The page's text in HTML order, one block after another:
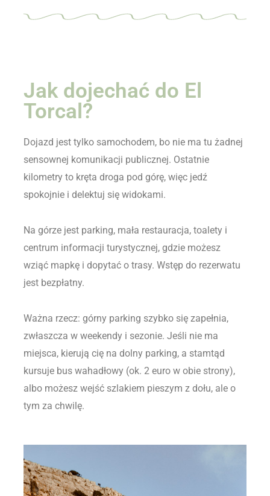
Jak dojechać do El
Torcal?
Dojazd jest tylko samochodem, bo nie ma tu żadnej
sensownej komunikacji publicznej. Ostatnie
kilometry to kręta droga pod górę, więc jedź
spokojnie i delektuj się widokami.
Na górze jest parking, mała restauracja, toalety i
centrum informacji turystycznej, gdzie możesz
wziąć mapkę i dopytać o trasy. Wstęp do rezerwatu
jest bezpłatny.
Ważna rzecz: górny parking szybko się zapełnia,
zwłaszcza w weekendy i sezonie. Jeśli nie ma
miejsca, kierują cię na dolny parking, a stamtąd
kursuje bus wahadłowy (ok. 2 euro w obie strony),
albo możesz wejść szlakiem pieszym z dołu, ale o
tym za chwilę.